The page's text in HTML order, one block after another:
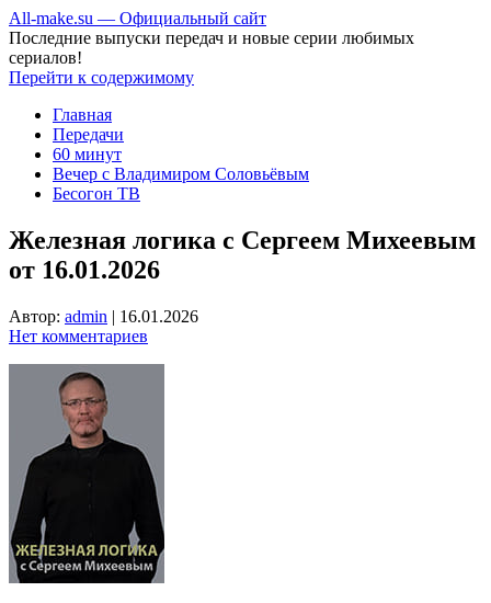
All-make.su — Официальный сайт
Последние выпуски передач и новые серии любимых
сериалов!
Перейти к содержимому
Главная
Передачи
60 минут
Вечер с Владимиром Соловьёвым
Бесогон ТВ
Железная логика с Сергеем Михеевым
от 16.01.2026
Автор: admin | 16.01.2026
Нет комментариев